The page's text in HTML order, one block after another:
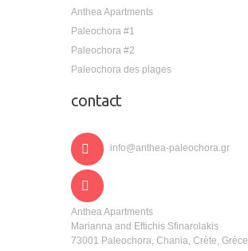
Anthea Apartments
Paleochora #1
Paleochora #2
Paleochora des plages
contact
info@anthea-paleochora.gr
Anthea Apartments
Marianna and Eftichis Sfinarolakis
73001 Paleochora, Chania, Crète, Grèce